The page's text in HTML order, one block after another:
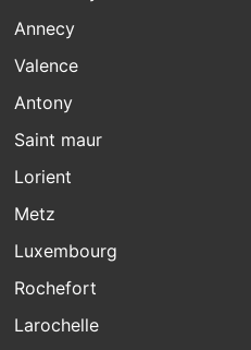
Annecy
Valence
Antony
Saint maur
Lorient
Metz
Luxembourg
Rochefort
Larochelle